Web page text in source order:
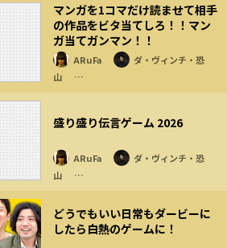
マンガを1コマだけ読ませて相手
の作品をビタ当てしろ！！マン
ガ当てガンマン！！
ARuFa
ダ・ヴィンチ・恐
山
…
盛り盛り伝言ゲーム 2026
ARuFa
ダ・ヴィンチ・恐
山
…
どうでもいい日常もダービーに
したら白熱のゲームに！